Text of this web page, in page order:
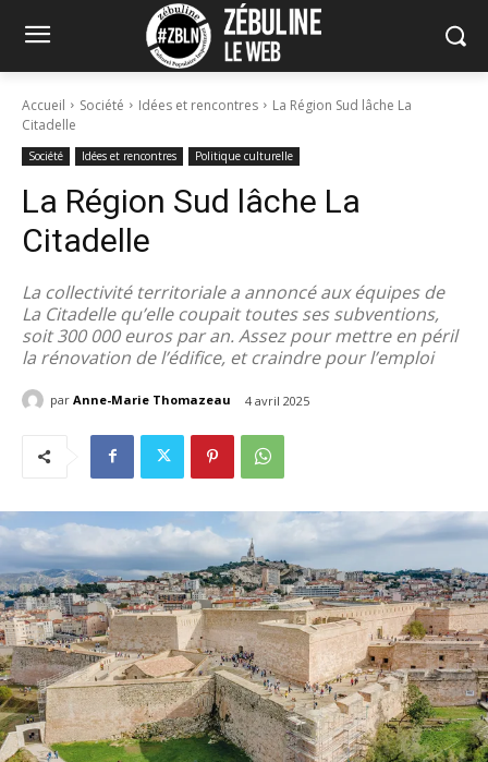
Accueil Société Idées et rencontres
La Région Sud lâche La
Citadelle
Société Idées et rencontres Politique culturelle
La Région Sud lâche La
Citadelle
La collectivité territoriale a annoncé aux équipes de
La Citadelle qu’elle coupait toutes ses subventions,
soit 300 000 euros par an. Assez pour mettre en péril
la rénovation de l’édifice, et craindre pour l’emploi
par Anne-Marie Thomazeau 4 avril 2025